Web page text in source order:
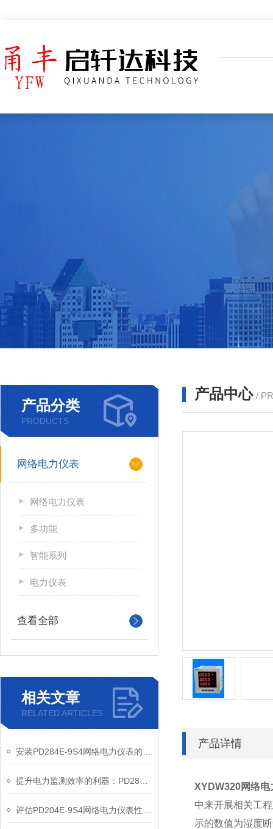
产品分类
PRODUCTS
网络电力仪表
网络电力仪表
多功能
智能系列
电力仪表
查看全部
相关文章
RELATED ARTICLES
产品中心 /
产品详情
XYDW320网络
中来开展相关工
示的数值为湿度